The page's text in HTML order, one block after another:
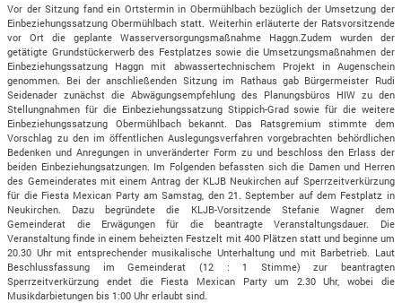
Vor der Sitzung fand ein Ortstermin in Obermühlbach bezüglich der Umsetzung der
Einbeziehungssatzung Obermühlbach statt. Weiterhin erläuterte der Ratsvorsitzende
vor Ort die geplante Wasserversorgungsmaßnahme Haggn.Zudem wurden der
getätigte Grundstückerwerb des Festplatzes sowie die Umsetzungsmaßnahmen der
Einbeziehungssatzung Haggn mit abwassertechnischem Projekt in Augenschein
genommen. Bei der anschließenden Sitzung im Rathaus gab Bürgermeister Rudi
Seidenader zunächst die Abwägungsempfehlung des Planungsbüros HIW zu den
Stellungnahmen für die Einbeziehungssatzung Stippich-Grad sowie für die weitere
Einbeziehungssatzung Obermühlbach bekannt. Das Ratsgremium stimmte dem
Vorschlag zu den im öffentlichen Auslegungsverfahren vorgebrachten behördlichen
Bedenken und Anregungen in unveränderter Form zu und beschloss den Erlass der
beiden Einbeziehungsatzungen. Im Folgenden befassten sich die Damen und Herren
des Gemeinderates mit einem Antrag der KLJB Neukirchen auf Sperrzeitverkürzung
für die Fiesta Mexican Party am Samstag, den 21. September auf dem Festplatz in
Neukirchen. Dazu begründete die KLJB-Vorsitzende Stefanie Wagner dem
Gemeinderat die Erwägungen für die beantragte Veranstaltungsdauer. Die
Veranstaltung finde in einem beheizten Festzelt mit 400 Plätzen statt und beginne um
20.30 Uhr mit entsprechender musikalische Unterhaltung und mit Barbetrieb. Laut
Beschlussfassung im Gemeinderat (12 : 1 Stimme) zur beantragten
Sperrzeitverkürzung endet die Fiesta Mexican Party um 2.30 Uhr, wobei die
Musikdarbietungen bis 1:00 Uhr erlaubt sind.